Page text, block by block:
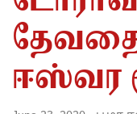
ஈஸ்வர